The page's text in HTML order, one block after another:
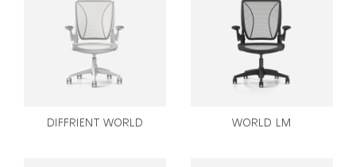
DIFFRIENT WORLD WORLD LM